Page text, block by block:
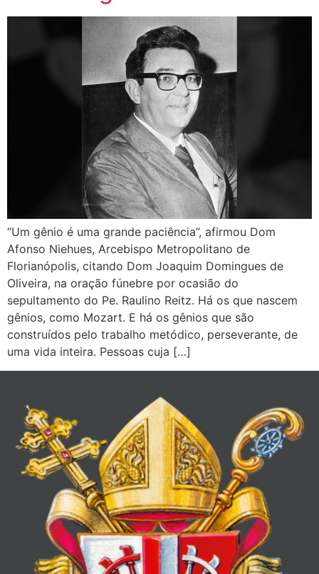
“Um gênio é uma grande paciência”, afirmou Dom
Afonso Niehues, Arcebispo Metropolitano de
Florianópolis, citando Dom Joaquim Domingues de
Oliveira, na oração fúnebre por ocasião do
sepultamento do Pe. Raulino Reitz. Há os que nascem
gênios, como Mozart. E há os gênios que são
construídos pelo trabalho metódico, perseverante, de
uma vida inteira. Pessoas cuja […]